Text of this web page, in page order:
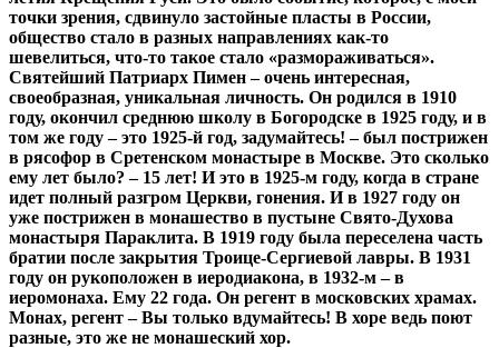
точки зрения, сдвинуло застойные пласты в России,
общество стало в разных направлениях как-то
шевелиться, что-то такое стало «размораживаться».
Святейший Патриарх Пимен – очень интересная,
своеобразная, уникальная личность. Он родился в 1910
году, окончил среднюю школу в Богородске в 1925 году, и в
том же году – это 1925-й год, задумайтесь! – был пострижен
в рясофор в Сретенском монастыре в Москве. Это сколько
ему лет было? – 15 лет! И это в 1925-м году, когда в стране
идет полный разгром Церкви, гонения. И в 1927 году он
уже пострижен в монашество в пустыне Свято-Духова
монастыря Параклита. В 1919 году была переселена часть
братии после закрытия Троице-Сергиевой лавры. В 1931
году он рукоположен в иеродиакона, в 1932-м – в
иеромонаха. Ему 22 года. Он регент в московских храмах.
Монах, регент – Вы только вдумайтесь! В хоре ведь поют
разные, это же не монашеский хор.